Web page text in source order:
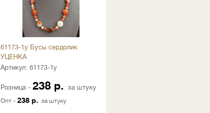
61173-1у Бусы сердолик
УЦЕНКА
Артикул: 61173-1у
Розница - 238 р. за штуку
Опт - 238 р. за штуку